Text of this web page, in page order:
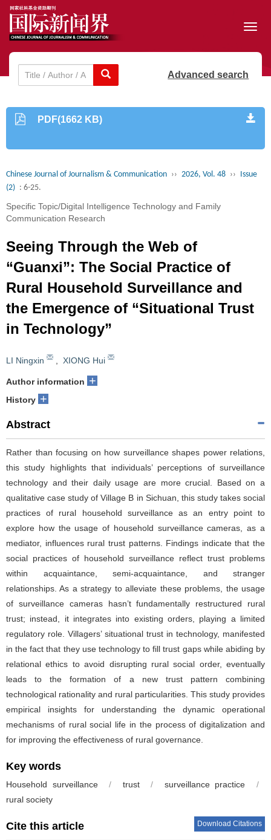
Advanced search
PDF(1662 KB)
Chinese Journal of Journalism & Communication ›› 2026, Vol. 48 ›› Issue
(2) : 6-25.
Specific Topic/Digital Intelligence Technology and Family
Communication Research
Seeing Through the Web of
“Guanxi”: The Social Practice of
Rural Household Surveillance and
the Emergence of “Situational Trust
in Technology”
LI Ningxin XIONG Hui
Author information +
History +
Abstract
Rather than focusing on how surveillance shapes power relations,
this study highlights that individuals’ perceptions of surveillance
technology and their daily usage are more crucial. Based on a
qualitative case study of Village B in Sichuan, this study takes social
practices of rural household surveillance as an entry point to
explore how the usage of household surveillance cameras, as a
mediator, influences rural trust patterns. Findings indicate that the
social practices of household surveillance reflect trust problems
within acquaintance, semi-acquaintance, and stranger
relationships. As a strategy to alleviate these problems, the usage
of surveillance cameras hasn’t fundamentally restructured rural
trust; instead, it integrates into existing orders, playing a limited
regulatory role. Villagers’ situational trust in technology, manifested
in the fact that they use technology to fill trust gaps while abiding by
relational ethics to avoid disrupting rural social order, eventually
leads to the formation of a new trust pattern combining
technological rationality and rural particularities. This study provides
empirical insights for understanding the dynamic operational
mechanisms of rural social life in the process of digitalization and
for improving the effectiveness of rural governance.
Key words
Household surveillance / trust / surveillance practice
/
rural society
Cite this article Download Citations